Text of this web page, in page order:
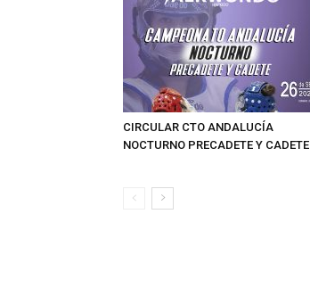
CIRCULAR CTO ANDALUCÍA
NOCTURNO PRECADETE Y CADETE